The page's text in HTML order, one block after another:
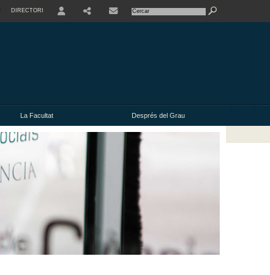
DIRECTORI
La Facultat Després del Grau